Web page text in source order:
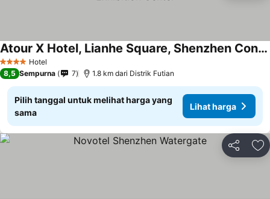
4 BintangHotel
Atour X Hotel, Lianhe Square, Shenzhen Convention and Exhibition Center
Lihat harga
8,5 Sempurna 7 1.8 km dari Distrik Futian
Pilih tanggal untuk melihat harga yang
sama
Lihat harga
Bagikan